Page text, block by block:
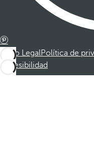
Aviso LegalPolítica de
Accesibilidad